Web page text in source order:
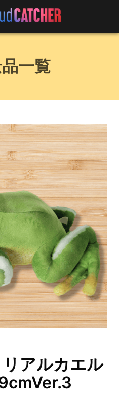
一覧
リアルカエル